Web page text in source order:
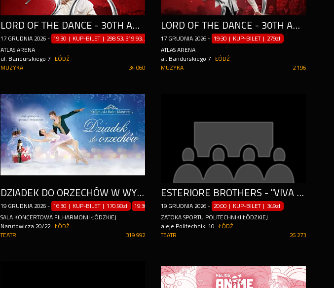
LORD OF THE DANCE - 30TH ANNIVERSARY TOUR
17 GRUDNIA 2026 - 19:30 | KUP-BILET | 298.53, 319.93, 338.14, 362.73, 384.13zł
ATLAS ARENA
ul. Bandurskiego 7
ŁÓDŹ
34 060
MUZYKA
LORD OF THE DANCE - 30TH ANNIVERSARY TOUR
17 GRUDNIA 2026 - 19:30 | KUP-BILET | 279zł
ATLAS ARENA
al. Bandurskiego 7
ŁÓDŹ
2 196
MUZYKA
DZIADEK DO ORZECHÓW W WYKONANIU KRÓLEWSKIEGO BALETU KLASYCZNEGO
19 GRUDNIA 2026 - 16:30 | KUP-BILET | 170.90zł 19:30 | KUP-BILET|170.90zł
SALA KONCERTOWA FILHARMONII ŁÓDZKIEJ
Narutowicza 20/22
ŁÓDŹ
319 992
TEATR
ESTERIORE BROTHERS - "VIVA ITALIA" TOUR 2026
19 GRUDNIA 2026 - 20:00 | KUP-BILET | 349zł
ZATOKA SPORTU POLITECHNIKI ŁÓDZKIEJ
aleje Politechniki 10
ŁÓDŹ
26 273
TEATR